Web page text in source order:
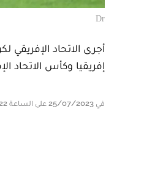
Dr
أجرى الاتحاد
إفريقيا وكأس الاتحاد
في 25/07/2023 على الساعة 11:22, تحديث بتاريخ 25/07/2023 على الساعة 11:25